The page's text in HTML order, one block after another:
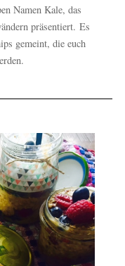
Namen Kale, das
präsentiert. Es
gemeint, die euch